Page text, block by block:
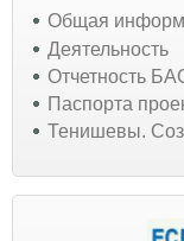
Общая
Деятельность
Отчетность
Паспорта
Тенишевы.